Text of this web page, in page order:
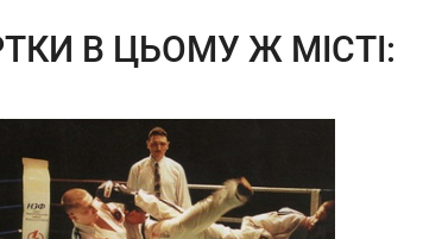
В ЦЬОМУ Ж МІСТІ: